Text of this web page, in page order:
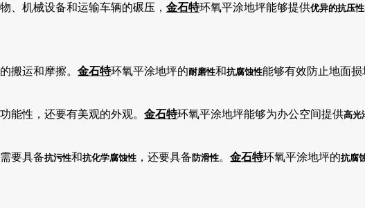
、机械设备和运输车辆的碾压， 金石特环氧平涂地坪能够提供优异的抗压性
搬运和摩擦。 金石特环氧平涂地坪的耐磨性和抗腐蚀性能够有效防止地面损
能性，还要有美观的外观。 金石特环氧平涂地坪能够为办公空间提供高光
要具备抗污性和抗化学腐蚀性 ，还要具备防滑性。 金石特环氧平涂地坪的抗腐